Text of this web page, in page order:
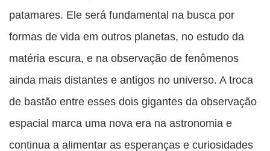
patamares. Ele será fundamental na busca por
formas de vida em outros planetas, no estudo da
matéria escura, e na observação de fenômenos
ainda mais distantes e antigos no universo. A troca
de bastão entre esses dois gigantes da observação
espacial marca uma nova era na astronomia e
continua a alimentar as esperanças e curiosidades